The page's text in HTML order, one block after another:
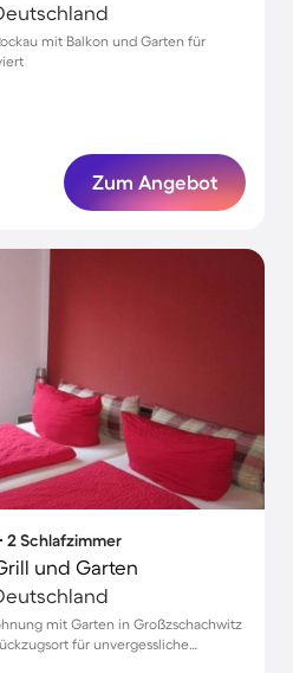
mit Balkon und Garten für
Zum Angebot
2 Schlafzimmer
und Garten
mit Garten in Großzschachwitz
für unvergessliche